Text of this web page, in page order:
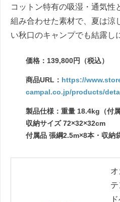
コットン特有の吸湿・通気性
組み合わせた素材で、夏は涼
い秋口のキャンプでも結露し
価格：139,800円（税込）
商品URL： https://
campal.co.jp/products/
製品仕様：重量 18.4kg（付属
収納サイズ 72×32×32cm
付属品 張綱2.5m×8本・収納